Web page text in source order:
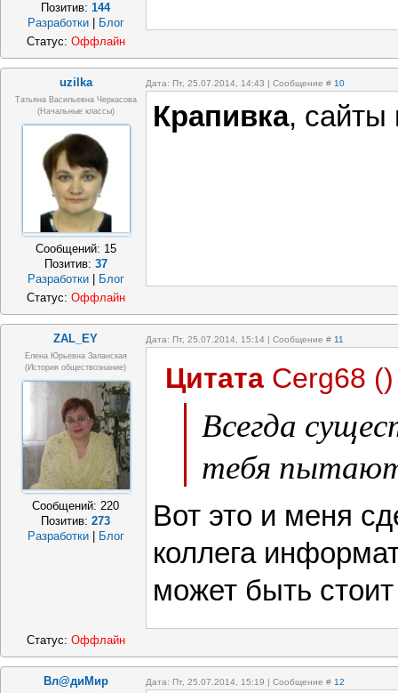
Позитив:144
Разработки
Блог
Статус: Оффлайн
uzilka Дата: Пт, 25.07.2014, 14:43 | Сообщение # 10
Татьяна Васильевна Черкасова
(Начальные классы)
Сообщений: 15
Позитив: 37
Разработки
Блог
Крапивка, сайты
Статус: Оффлайн
ZAL_EY Дата: Пт, 25.07.2014, 15:14 | Сообщение # 11
Елена Юрьевна Заланская
(история обществознание)
Сообщений: 220
Позитив:273
Разработки
Блог
Цитата Cerg68 ()
Всегда
тебя
Вот это и меня
коллега
может быть
Статус: Оффлайн
Вл@диМир Дата: Пт, 25.07.2014, 15:19 | Сообщение # 12